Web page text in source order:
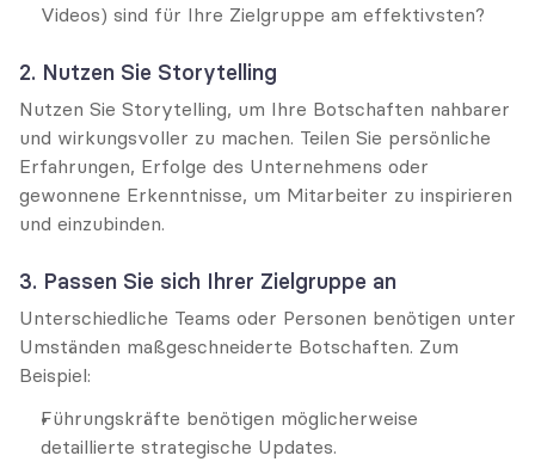
Videos) sind für Ihre Zielgruppe am effektivsten?
2. Nutzen Sie Storytelling
Nutzen Sie Storytelling, um Ihre Botschaften nahbarer
und wirkungsvoller zu machen. Teilen Sie persönliche
Erfahrungen, Erfolge des Unternehmens oder
gewonnene Erkenntnisse, um Mitarbeiter zu inspirieren
und einzubinden.
3. Passen Sie sich Ihrer Zielgruppe an
Unterschiedliche Teams oder Personen benötigen unter
Umständen maßgeschneiderte Botschaften. Zum
Beispiel:
Führungskräfte benötigen möglicherweise
detaillierte strategische Updates.